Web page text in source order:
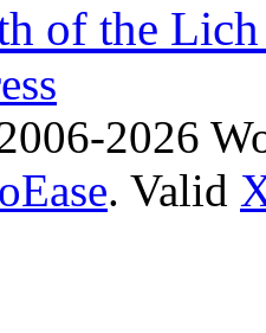
of the
2026
. Valid